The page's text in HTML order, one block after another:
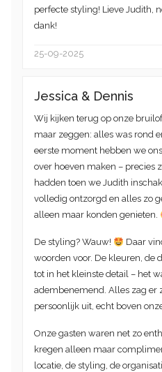
perfecte styling! Lieve Judith,
dank!
25-09-2025
Jessica & Dennis
Wij kijken terug op onze
maar zeggen: alles was rond
eerste moment hebben we
over hoeven maken – precies
hadden toen we Judith
volledig ontzorgd en alles zo
alleen maar konden genieten.
De styling? Wauw!
Daar
woorden voor. De kleuren, de
tot in het kleinste detail – het
adembenemend. Alles zag er
persoonlijk uit, echt boven
Onze gasten waren net zo
kregen alleen maar
locatie, de styling, de